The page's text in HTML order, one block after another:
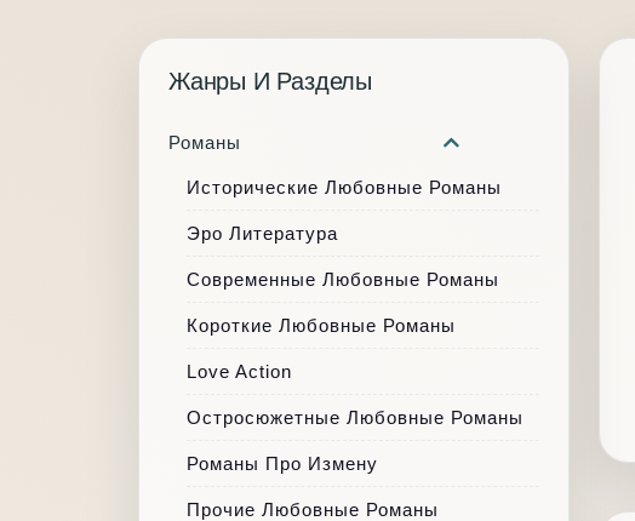
Жанры И Разделы
Романы
Исторические Любовные Романы
Эро Литература
Современные Любовные Романы
Короткие Любовные Романы
Love Action
Остросюжетные Любовные Романы
Романы Про Измену
Прочие Любовные Романы